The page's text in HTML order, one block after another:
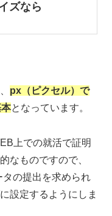
ズなら
px（ピクセル）で
となっています。
上での就活で証明
なものですので、
の提出を求められ
設定するようにしま